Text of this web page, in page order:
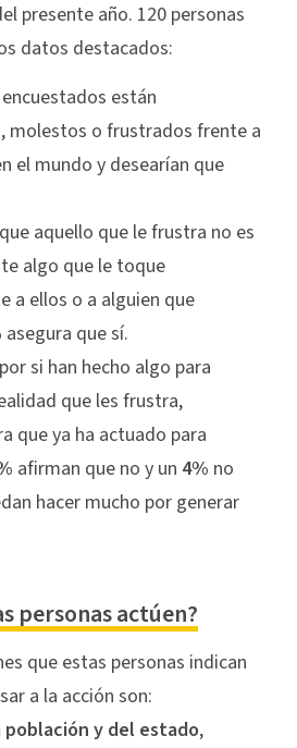
presente año. 120 personas
datos destacados:
están
molestos o frustrados frente a
el mundo y desearían que
aquello que le frustra no es
algo que le toque
a ellos o a alguien que
asegura que sí.
si han hecho algo para
que les frustra,
que ya ha actuado para
afirman que no y un 4% no
hacer mucho por generar
personas actúen?
que estas personas indican
a la acción son:
y del estado,